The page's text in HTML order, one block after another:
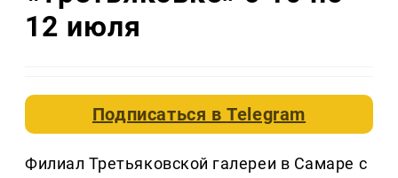
12 июля
Подписаться вTelegram
Филиал Третьяковской галереи в Самаре с